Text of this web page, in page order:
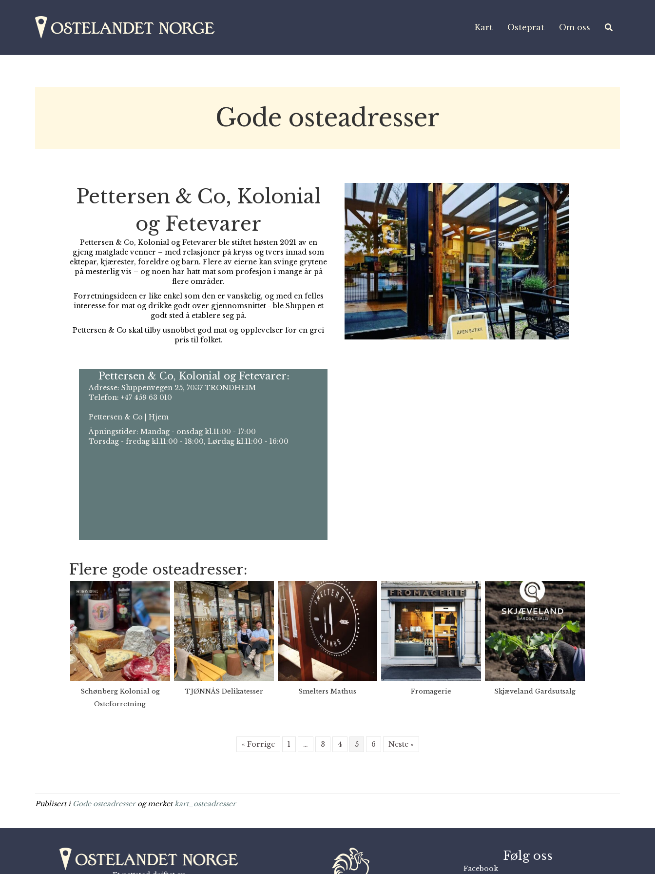
Kart Osteprat Om oss
Gode osteadresser
Pettersen & Co, Kolonial
og Fetevarer
Pettersen & Co, Kolonial og Fetevarer ble stiftet høsten 2021 av en
gjeng matglade venner – med relasjoner på kryss og tvers innad som
ektepar, kjærester, foreldre og barn. Flere av eierne kan svinge grytene
på mesterlig vis – og noen har hatt mat som profesjon i mange år på
flere områder.
Forretningsideen er like enkel som den er vanskelig, og med en felles
interesse for mat og drikke godt over gjennomsnittet - ble Sluppen et
godt sted å etablere seg på.
Pettersen & Co skal tilby usnobbet god mat og opplevelser for en grei
pris til folket.
Pettersen & Co, Kolonial og Fetevarer:
Adresse: Sluppenvegen 25, 7037 TRONDHEIM
Telefon: +47 459 63 010
Pettersen & Co | Hjem
Åpningstider: Mandag - onsdag kl.11:00 - 17:00
Torsdag - fredag kl.11:00 - 18:00, Lørdag kl.11:00 - 16:00
Flere gode osteadresser:
Schønberg Kolonial og
Osteforretning
TJØNNÅS Delikatesser Smelters Mathus Fromagerie Skjæveland Gardsutsalg
« Forrige 1 … 3 4 5 6 Neste »
Publisert i Gode osteadresserog merketkart_osteadresser
Følg oss
Facebook